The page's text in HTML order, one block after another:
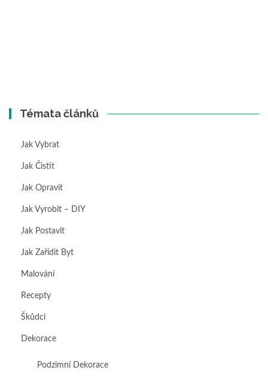
Témata článků
Jak Vybrat
Jak Čistit
Jak Opravit
Jak Vyrobit – DIY
Jak Postavit
Jak Zařídit Byt
Malování
Recepty
Škůdci
Dekorace
Podzimní Dekorace